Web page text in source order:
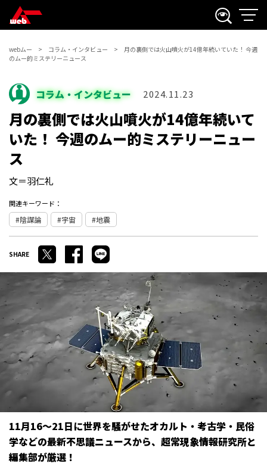
webムー コラム・インタビュー
月の裏側では火山噴火が14億年続いていた！ 今週
のムー的ミステリーニュース
コラム・インタビュー 2024.11.23
月の裏側では火山噴火が14億年続いて
いた！ 今週のムー的ミステリーニュー
ス
文＝羽仁礼
関連キーワード：
陰謀論 宇宙 地震
11月16～21日に世界を騒がせたオカルト・考古学・民俗
学などの最新不思議ニュースから、超常現象情報研究所と
編集部が厳選！